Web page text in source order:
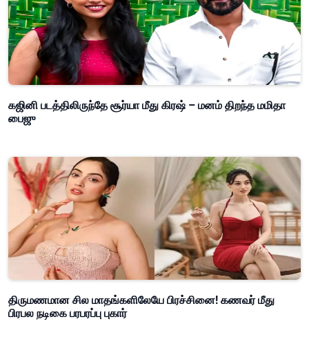
கஜினி படத்திலிருந்தே சூர்யா மீது கிரஷ் – மனம் திறந்த மமிதா
பைஜு
திருமணமான சில மாதங்களிலேயே பிரச்சினை! கணவர் மீது
பிரபல நடிகை பரபரப்பு புகார்